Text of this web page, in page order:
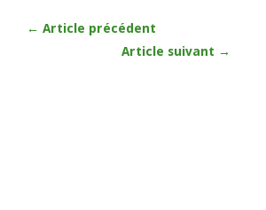
← Article précédent
Article suivant →